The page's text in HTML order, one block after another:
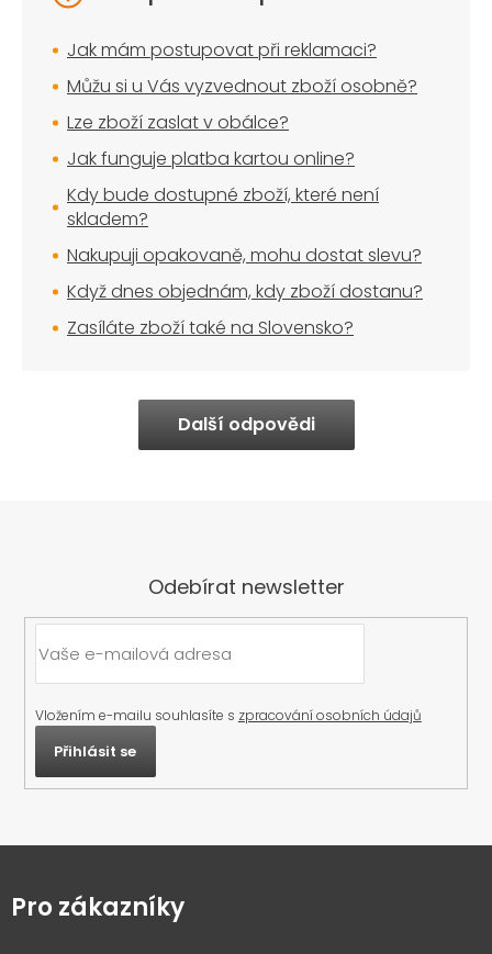
Jak mám postupovat při reklamaci?
Můžu si u Vás vyzvednout zboží osobně?
Lze zboží zaslat v obálce?
Jak funguje platba kartou online?
Kdy bude dostupné zboží, které není
skladem?
Nakupuji opakovaně, mohu dostat slevu?
Když dnes objednám, kdy zboží dostanu?
Zasíláte zboží také na Slovensko?
Další odpovědi
Odebírat newsletter
Vložením e-mailu souhlasíte s zpracování osobních údajů
Přihlásit se
pPro zákazníky